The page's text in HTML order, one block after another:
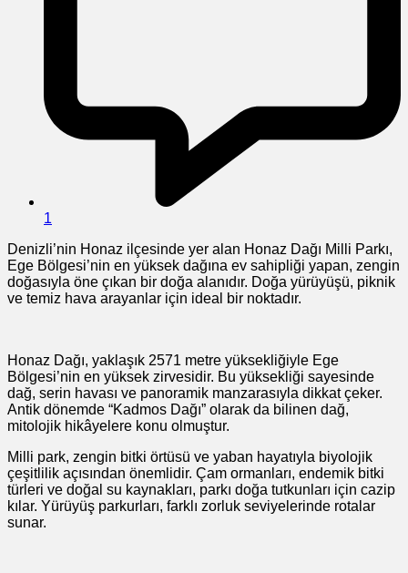
1
Denizli’nin Honaz ilçesinde yer alan Honaz Dağı Milli Parkı,
Ege Bölgesi’nin en yüksek dağına ev sahipliği yapan, zengin
doğasıyla öne çıkan bir doğa alanıdır. Doğa yürüyüşü, piknik
ve temiz hava arayanlar için ideal bir noktadır.
Honaz Dağı, yaklaşık 2571 metre yüksekliğiyle Ege
Bölgesi’nin en yüksek zirvesidir. Bu yüksekliği sayesinde
dağ, serin havası ve panoramik manzarasıyla dikkat çeker.
Antik dönemde “Kadmos Dağı” olarak da bilinen dağ,
mitolojik hikâyelere konu olmuştur.
Milli park, zengin bitki örtüsü ve yaban hayatıyla biyolojik
çeşitlilik açısından önemlidir. Çam ormanları, endemik bitki
türleri ve doğal su kaynakları, parkı doğa tutkunları için cazip
kılar. Yürüyüş parkurları, farklı zorluk seviyelerinde rotalar
sunar.